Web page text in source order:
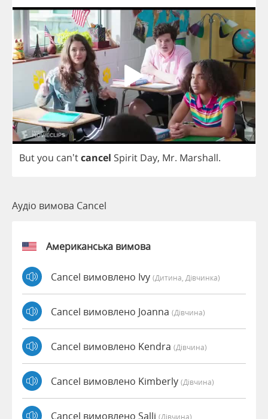
Butyou can'tcancel Spirit Day, Mr. Marshall.
Аудіо вимова Cancel
Американська вимова
Cancel вимовлено Ivy (дитина, Дівчинка)
Cancel вимовлено Joanna (дівчина)
Cancel вимовлено Kendra (дівчина)
Cancel вимовлено Kimberly (дівчина)
Cancel вимовлено Salli (дівчина)